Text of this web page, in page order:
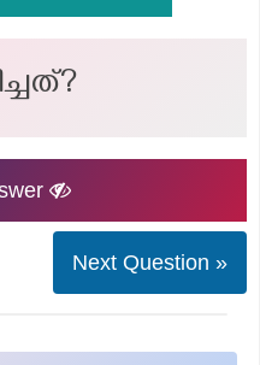
Next Question »